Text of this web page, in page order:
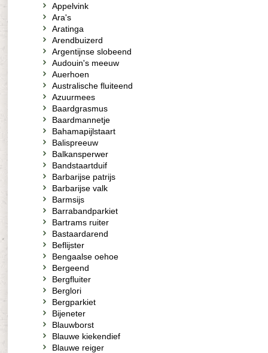
Appelvink
Ara's
Aratinga
Arendbuizerd
Argentijnse slobeend
Audouin's meeuw
Auerhoen
Australische fluiteend
Azuurmees
Baardgrasmus
Baardmannetje
Bahamapijlstaart
Balispreeuw
Balkansperwer
Bandstaartduif
Barbarijse patrijs
Barbarijse valk
Barmsijs
Barrabandparkiet
Bartrams ruiter
Bastaardarend
Beflijster
Bengaalse oehoe
Bergeend
Bergfluiter
Berglori
Bergparkiet
Bijeneter
Blauwborst
Blauwe kiekendief
Blauwe reiger